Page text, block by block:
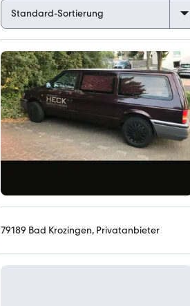
79189 Bad Krozingen, Privatanbieter